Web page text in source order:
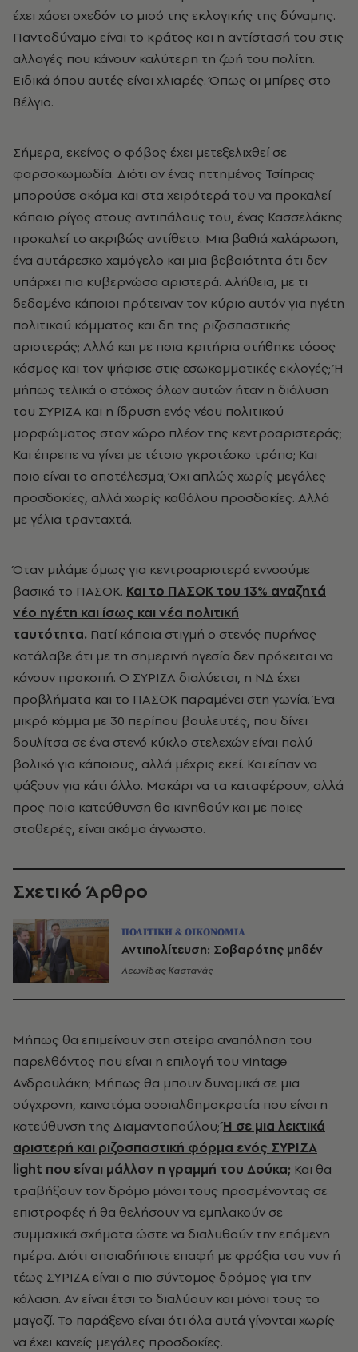
έχει χάσει σχεδόν το μισό της εκλογικής της δύναμης.
Παντοδύναμο είναι το κράτος και η αντίστασή του στις
αλλαγές που κάνουν καλύτερη τη ζωή του πολίτη.
Ειδικά όπου αυτές είναι χλιαρές. Όπως οι μπίρες στο
Βέλγιο.
Σήμερα, εκείνος ο φόβος έχει μετεξελιχθεί σε
φαρσοκωμωδία. Διότι αν ένας ηττημένος Τσίπρας
μπορούσε ακόμα και στα χειρότερά του να προκαλεί
κάποιο ρίγος στους αντιπάλους του, ένας Κασσελάκης
προκαλεί το ακριβώς αντίθετο. Μια βαθιά χαλάρωση,
ένα αυτάρεσκο χαμόγελο και μια βεβαιότητα ότι δεν
υπάρχει πια κυβερνώσα αριστερά. Αλήθεια, με τι
δεδομένα κάποιοι πρότειναν τον κύριο αυτόν για ηγέτη
πολιτικού κόμματος και δη της ριζοσπαστικής
αριστεράς; Αλλά και με ποια κριτήρια στήθηκε τόσος
κόσμος και τον ψήφισε στις εσωκομματικές εκλογές; Ή
μήπως τελικά ο στόχος όλων αυτών ήταν η διάλυση
του ΣΥΡΙΖΑ και η ίδρυση ενός νέου πολιτικού
μορφώματος στον χώρο πλέον της κεντροαριστεράς;
Και έπρεπε να γίνει με τέτοιο γκροτέσκο τρόπο; Και
ποιο είναι το αποτέλεσμα; Όχι απλώς χωρίς μεγάλες
προσδοκίες, αλλά χωρίς καθόλου προσδοκίες. Αλλά
με γέλια τρανταχτά.
Όταν μιλάμε όμως για κεντροαριστερά εννοούμε
βασικά το ΠΑΣΟΚ. Και το ΠΑΣΟΚ του 13% αναζητά
νέο ηγέτη και ίσως και νέα πολιτική
ταυτότητα. Γιατί κάποια στιγμή ο στενός πυρήνας
κατάλαβε ότι με τη σημερινή ηγεσία δεν πρόκειται να
κάνουν προκοπή. Ο ΣΥΡΙΖΑ διαλύεται, η ΝΔ έχει
προβλήματα και το ΠΑΣΟΚ παραμένει στη γωνία. Ένα
μικρό κόμμα με 30 περίπου βουλευτές, που δίνει
δουλίτσα σε ένα στενό κύκλο στελεχών είναι πολύ
βολικό για κάποιους, αλλά μέχρις εκεί. Και είπαν να
ψάξουν για κάτι άλλο. Μακάρι να τα καταφέρουν, αλλά
προς ποια κατεύθυνση θα κινηθούν και με ποιες
σταθερές, είναι ακόμα άγνωστο.
Σχετικό Άρθρο
ΠΟΛΙΤΙΚΗ & ΟΙΚΟΝΟΜΙΑ
Αντιπολίτευση: Σοβαρότης μηδέν
Λεωνίδας Καστανάς
Μήπως θα επιμείνουν στη στείρα αναπόληση του
παρελθόντος που είναι η επιλογή του vintage
Ανδρουλάκη; Μήπως θα μπουν δυναμικά σε μια
σύγχρονη, καινοτόμα σοσιαλδημοκρατία που είναι η
κατεύθυνση της Διαμαντοπούλου;Ή σε μια λεκτικά
αριστερή και ριζοσπαστική φόρμα ενός ΣΥΡΙΖΑ
light που είναι μάλλον η γραμμή του Δούκα; Και θα
τραβήξουν τον δρόμο μόνοι τους προσμένοντας σε
επιστροφές ή θα θελήσουν να εμπλακούν σε
συμμαχικά σχήματα ώστε να διαλυθούν την επόμενη
ημέρα. Διότι οποιαδήποτε επαφή με φράξια του νυν ή
τέως ΣΥΡΙΖΑ είναι ο πιο σύντομος δρόμος για την
κόλαση. Αν είναι έτσι το διαλύουν και μόνοι τους το
μαγαζί. Το παράξενο είναι ότι όλα αυτά γίνονται χωρίς
να έχει κανείς μεγάλες προσδοκίες.